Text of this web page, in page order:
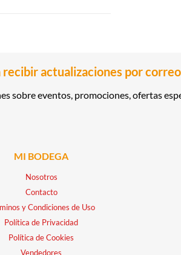
recibir actualizaciones por
sobre eventos, promociones, ofertas
MI BODEGA
Nosotros
Contacto
y Condiciones de Uso
Política de Privacidad
Política de Cookies
Vendedores